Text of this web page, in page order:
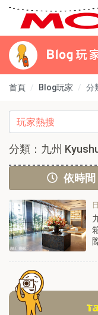
首頁 Blog玩家 分
分類：九州
依時間